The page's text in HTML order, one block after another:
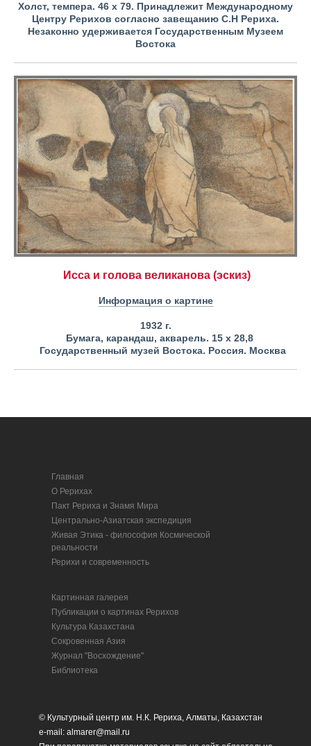
Холст, темпера. 46 х 79. Принадлежит Международному
Центру Рерихов согласно завещанию С.Н Рериха.
Незаконно удерживается Государственным Музеем
Востока
Исса и голова великанова (эскиз)
Информация о картине
1932 г.
Бумага, карандаш, акварель. 15 х 28,8
Государственный музей Востока. Россия. Москва
Главная
О Рерихах
Пакт Рериха и Знамя Мира
Центрально-Азиатская экспедиция
Живая Этика - философия Космической
реальности
Рерихи и современность
Картинная галерея
Публикации о картинах Рерихов
Культура Казахстана
Сокровенная Азия
Журнал "Восхождение"
Библиотека
© Культурный центр им. Н.К. Рериха, Алматы, Казахстан
e-mail: almarer@mail.ru